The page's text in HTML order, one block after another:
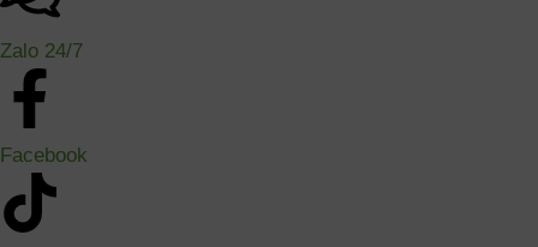
Zalo 24/7
Facebook